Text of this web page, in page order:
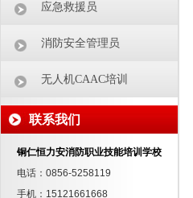
应急救援员
消防安全管理员
无人机CAAC培训
联系我们
铜仁恒力安消防职业技能培训学校
电话：0856-5258119
手机：15121661668